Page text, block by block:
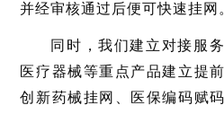
并经审核通过后便可快速挂网
同时，我们建立对接服
医疗器械等重点产品建立提
创新药械挂网、医保编码赋